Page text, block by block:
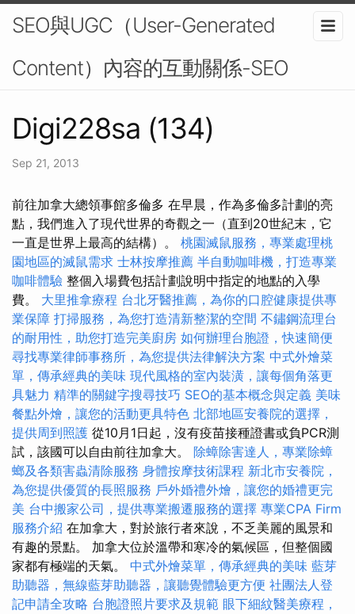
SEO與UGC（User-Generated
Content）內容的互動關係-SEO
Digi228sa (134)
Sep 21, 2013
前往加拿大總領事館多倫多 在早晨，作為多倫多計劃的亮
點，我們進入了現代世界的奇觀之一（直到20世紀末，它
一直是世界上最高的結構）。 桃園滅鼠服務，專業處理桃
園地區的滅鼠需求 士林按摩推薦 半自動咖啡機，打造專業
咖啡體驗 整個入場費包括計劃說明中指定的地點的入學
費。 大里推拿療程 台北牙醫推薦，為你的口腔健康提供專
業保障 打掃服務，為您打造清新整潔的空間 不鏽鋼流理台
的耐用性，助您打造完美廚房 如何辦理台胞證，快速簡便
尋找專業律師事務所，為您提供法律解決方案 中式外燴菜
單，傳承經典的美味 現代風格的室內裝潢，讓每個角落更
具魅力 精準的關鍵字搜尋技巧 SEO的基本概念與定義 美味
餐點外燴，讓您的活動更具特色 北部地區安養院的選擇，
提供周到照護 從10月1日起，沒有疫苗接種證書或負PCR測
試，該國可以自由前往加拿大。 除蟑除害達人，專業除蟑
螂及各類害蟲清除服務 身體按摩技術課程 新北市安養院，
為您提供優質的長照服務 戶外婚禮外燴，讓您的婚禮更完
美 台中搬家公司，提供專業搬遷服務的選擇 專業CPA Firm
服務介紹 在加拿大，對於旅行者來說，不乏美麗的風景和
有趣的景點。 加拿大位於溫帶和寒冷的氣候區，但整個國
家都有極端的天氣。 中式外燴菜單，傳承經典的美味 藍芽
助聽器，無線藍芽助聽器，讓聽覺體驗更方便 社團法人登
記申請全攻略 台胞證照片要求及規範 眼下細紋醫美療程，